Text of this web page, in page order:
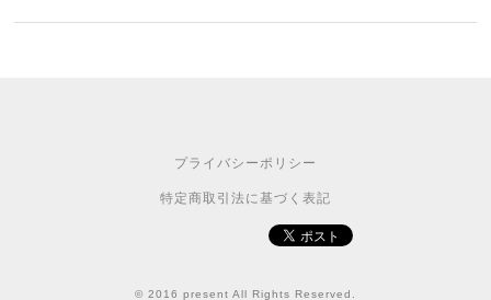
プライバシーポリシー
特定商取引法に基づく表記
© 2016 present All Rights Reserved.